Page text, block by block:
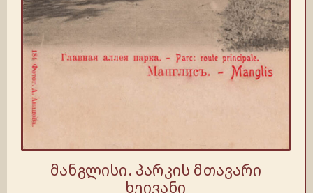
მანგლისი. პარკის მთავარი
ხეივანი